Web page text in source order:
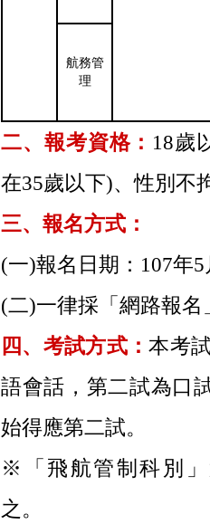
航務管
理
二、報考資格： 18歲
在35歲以下)、性別不
三、報名方式：
(一)報名日期：107年
(二)一律採「網路報名
四、考試方式：本考
語會話，第二試為口
始得應第二試。
※「飛航管制科別
之。